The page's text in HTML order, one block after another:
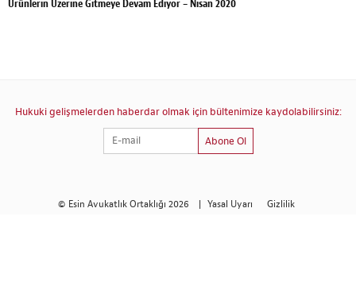
Ürünlerin Üzerine Gitmeye Devam Ediyor – Nisan 2020
Hukuki gelişmelerden haberdar olmak için bültenimize kaydolabilirsiniz:
Abone Ol
© Esin Avukatlık Ortaklığı 2026 | Yasal Uyarı Gizlilik